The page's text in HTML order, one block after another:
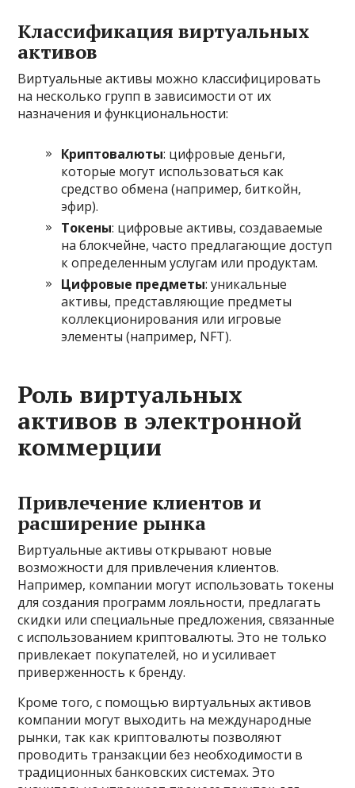
Классификация виртуальных
активов
Виртуальные активы можно классифицировать
на несколько групп в зависимости от их
назначения и функциональности:
Криптовалюты: цифровые деньги,
которые могут использоваться как
средство обмена (например, биткойн,
эфир).
Токены: цифровые активы, создаваемые
на блокчейне, часто предлагающие доступ
к определенным услугам или продуктам.
Цифровые предметы: уникальные
активы, представляющие предметы
коллекционирования или игровые
элементы (например, NFT).
Роль виртуальных
активов в электронной
коммерции
Привлечение клиентов и
расширение рынка
Виртуальные активы открывают новые
возможности для привлечения клиентов.
Например, компании могут использовать токены
для создания программ лояльности, предлагать
скидки или специальные предложения, связанные
с использованием криптовалюты. Это не только
привлекает покупателей, но и усиливает
приверженность к бренду.
Кроме того, с помощью виртуальных активов
компании могут выходить на международные
рынки, так как криптовалюты позволяют
проводить транзакции без необходимости в
традиционных банковских системах. Это